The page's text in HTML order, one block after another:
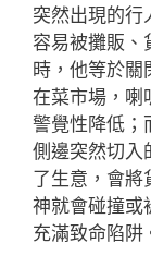
突然出現的行
容易被攤販、
時，他等於
在菜市場，喇
警覺性降低；
側邊突然切入
了生意，會將
神就會碰撞或
充滿致命陷阱